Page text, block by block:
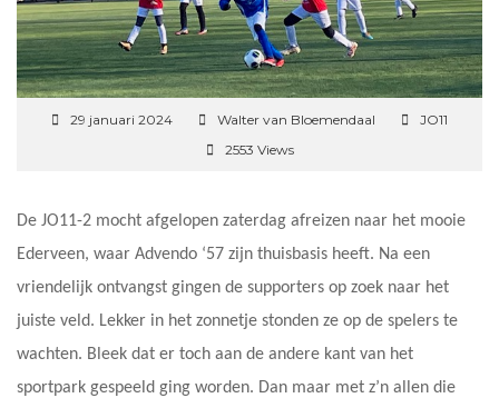
29 januari 2024 Walter van Bloemendaal
JO11
2553 Views
De JO11-2 mocht afgelopen zaterdag afreizen naar het mooie
Ederveen, waar Advendo ‘57 zijn thuisbasis heeft. Na een
vriendelijk ontvangst gingen de supporters op zoek naar het
juiste veld. Lekker in het zonnetje stonden ze op de spelers te
wachten. Bleek dat er toch aan de andere kant van het
sportpark gespeeld ging worden. Dan maar met z’n allen die